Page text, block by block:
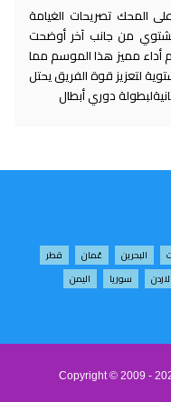
المحك تصريحات الغيامة
من جانب آخر أوضحت
أداء مميز هذا الموسم مما
لتعزيز قوة الفريق يحتل
دوري أبطال
البحرين عُمان
قطر
الاردن سوريا
اليمن
Copyright © 2009 -